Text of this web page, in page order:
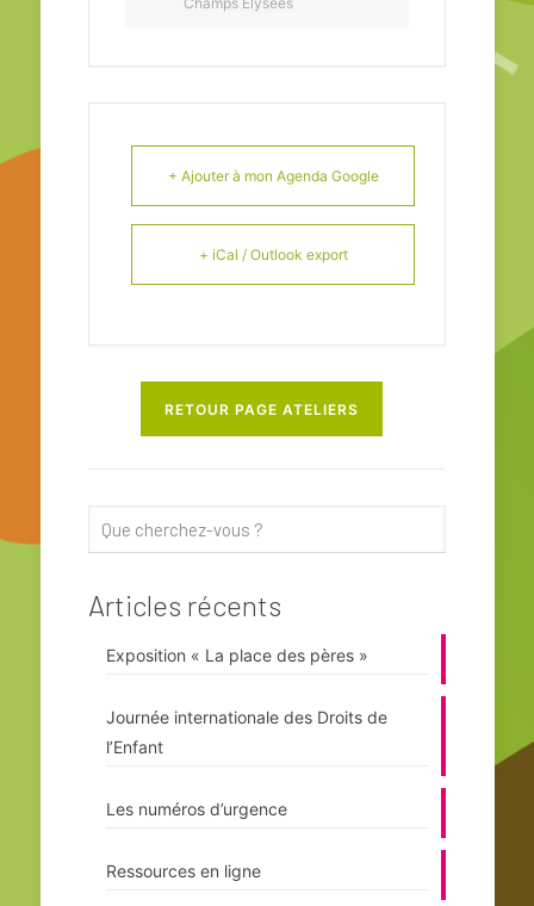
+ Ajouter à mon Agenda Google
+ iCal / Outlook export
RETOUR PAGE ATELIERS
Articles récents
Exposition « La place des pères »
Journée internationale des Droits de
l’Enfant
Les numéros d’urgence
Ressources en ligne